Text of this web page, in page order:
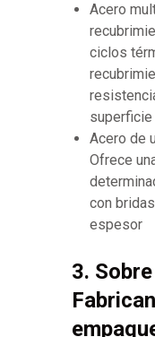
Acero
ciclos
superficie
Acero de
Ofrece
con
espesor
3.